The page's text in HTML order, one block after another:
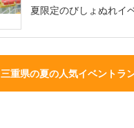
夏限定のびしょぬれイ
三重県の夏の人気イベントラ